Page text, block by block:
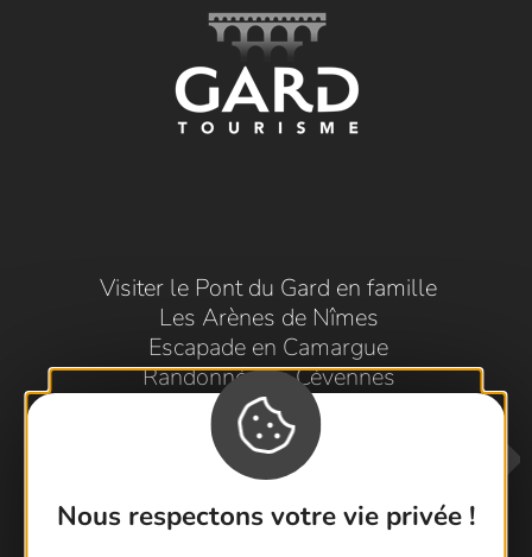
Nous respectons votre vie privée !
Visiter le Pont du Gard en famille
Les Arènes de Nîmes
Escapade en Camargue
Randonnée en Cévennes